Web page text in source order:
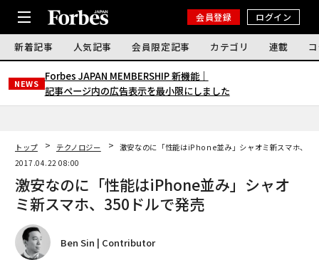
会員登録 ログイン
新着記事 人気記事 会員限定記事 カテゴリ 連載
NEWS
Forbes JAPAN MEMBERSHIP 新機能｜
記事ページ内の広告表示を最小限にしました
トップ テクノロジー
激安なのに「性能はiPhone並み」シャオミ新スマホ、
2017.04.22 08:00
激安なのに「性能はiPhone並み」シャオ
ミ新スマホ、350ドルで発売
Ben Sin | Contributor